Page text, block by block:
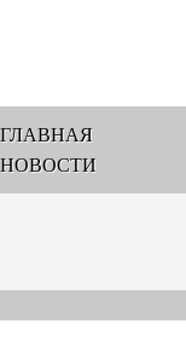
ГЛАВНАЯ
НОВОСТИ